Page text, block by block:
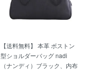
【送料無料】 本革 ボストン
型ショルダーバッグ nadi
（ナンディ）ブラック、内布